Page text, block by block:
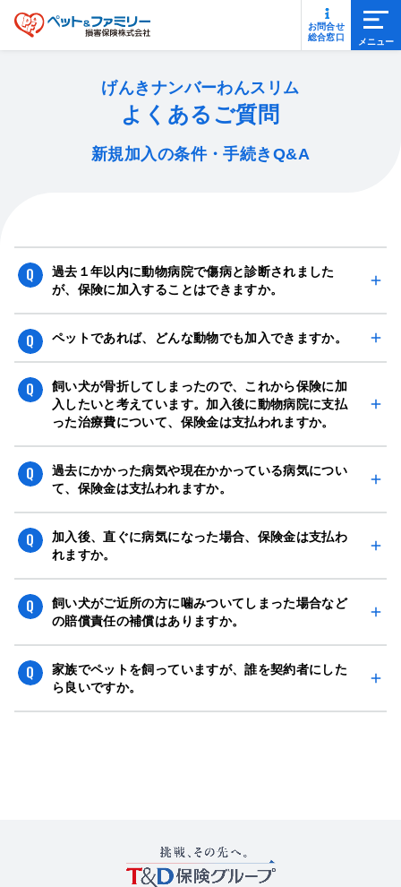
お問合せ
総合窓口
げんきナンバーわんスリム
よくあるご質問
新規加入の条件・手続きQ&A
過去１年以内に動物病院で傷病と診断されました
が、保険に加入することはできますか。
過去１年以内に動物病院で傷病と診断（疑いを含みます）
告知書画面にご入力ください。
ご入力内容にもとづき、当社にて引受審査を行いまして引
き受け結果については以下のいずれかとなります。
①無条件で契約をお引き受けする場合
②特別な条件付（特定疾病補償対象外特約）で契約をお引
き受けする場合
③契約のお引き受けをお断りする場合
ペットであれば、どんな動物でも加入できますか。
新規にご加入できるペットは、日本国内で飼育され、保険
期間の開始日時点の満年齢で生後４５日以上満７歳以下の
「犬か猫」に限られます。
ただし、以下に該当する場合にはご加入できません。
①ペットショップ・ブリーダーなどの売買目的の犬・猫
（売買後の犬・猫は、ご加入できます）
③警察犬・麻薬犬・救助犬・狩猟犬などの職業犬（盲導
犬・聴導犬・介助犬などの身体障害者補助犬は、ご加入で
④ブリーダー等が繁殖を目的として飼育する犬または猫
⑤過去に、次の病気と診断されたり、治療を受けたことの
染症、●猫免疫不全ウイルス感染症、●特発性てんかん、●
飼い犬が骨折してしまったので、これから保険に加
入したいと考えています。加入後に動物病院に支払
った治療費について、保険金は支払われますか。
ご加入前のケガについては、保険金をお支払いできませ
ん。
過去にかかった病気や現在かかっている病気につい
て、保険金は支払われますか。
保険期間の開始日において既に生じていたケガ・病気は保
険金のお支払い対象となりません。
また、ご契約をお引き受けした場合でも、保険加入前のケ
ガ・病気に起因するご請求については、既往症として、保
険金をお支払いできない場合がございます。
※実際のお支払の可否につきましては、ご請求毎に保険金
請求書類を拝見させて頂いた上で、個々に査定を実施させ
ていただきますので、あらかじめご了承ください。
加入後、直ぐに病気になった場合、保険金は支払わ
れますか。
以下に該当する場合には、保険金をお支払いできません。
①保険期間の開始日から15日以内に発生したケガ
②保険期間の開始日から30日以内に発症した病気（ガン
を除く）
③保険期間の開始日から90日以内に発症したガン
飼い犬がご近所の方に噛みついてしまった場合など
の賠償責任の補償はありますか。
ございません。ご案内のペット保険は、年間支払限度額に
達するまでは支払回数を制限しないなど、ペットの医療費
用にかかる補償を充実させています。
家族でペットを飼っていますが、誰を契約者にした
ら良いですか。
明書等にも明記しております）ので、実際にご加入ペット
を飼養されている方（健康状態を把握されている方）をご